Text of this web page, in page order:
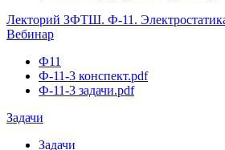
Лекторий ЗФТШ. Ф-11.
Вебинар
Ф11
Ф-11-3 конспект.pdf
Ф-11-3 задачи.pdf
Задачи
Задачи